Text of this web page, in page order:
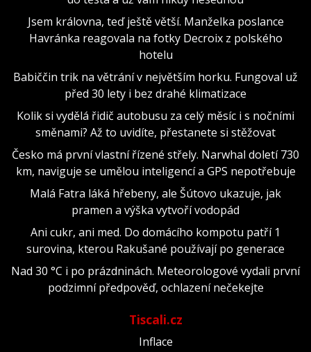
Jsem královna, teď ještě větší. Manželka poslance
Havránka reagovala na fotky Decroix z polského
hotelu
Babiččin trik na větrání v největším horku. Fungoval už
před 30 lety i bez drahé klimatizace
Kolik si vydělá řidič autobusu za celý měsíc i s nočními
směnami? Až to uvidíte, přestanete si stěžovat
Česko má první vlastní řízené střely. Narwhal doletí 730
km, naviguje se umělou inteligencí a GPS nepotřebuje
Malá Fatra láká hřebeny, ale Šútovo ukazuje, jak
pramen a výška vytvoří vodopád
Ani cukr, ani med. Do domácího kompotu patří 1
surovina, kterou Rakušané používají po generace
Nad 30 °C i po prázdninách. Meteorologové vydali první
podzimní předpověď, ochlazení nečekejte
Tiscali.cz
Inflace